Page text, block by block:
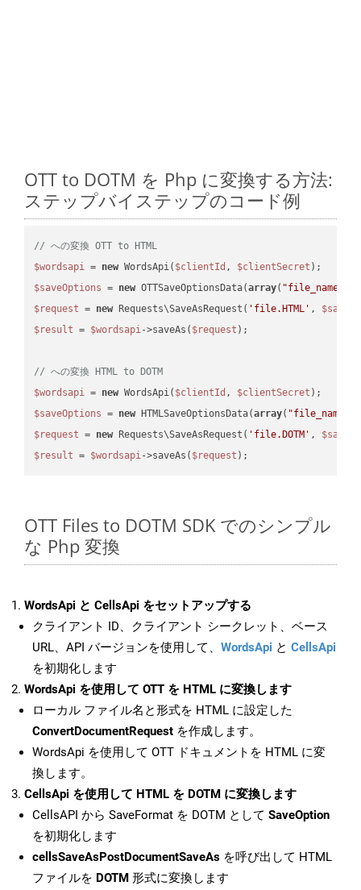
OTT to DOTM を Php に変換する方法:
ステップバイステップのコード例
// への変換 OTT to HTML
$wordsapi = new WordsApi( $clientId , $clientSecret
$saveOptions = new OTTSaveOptionsData(array( "file_name"
$request = new Requests\SaveAsRequest( 'file.HTML' ,
$result = $wordsapi->saveAs( $request );
// への変換 HTML to DOTM
$wordsapi = new WordsApi( $clientId , $clientSecret
$saveOptions = new HTMLSaveOptionsData(array( "file_name"
$request = new Requests\SaveAsRequest( 'file.DOTM' ,
$result = $wordsapi->saveAs( $request
OTT Files to DOTM SDK でのシンプル
な Php 変換
WordsApi と CellsApi をセットアップする
クライアント ID、クライアント シークレット、ベース
URL、API バージョンを使用して、 WordsApi と CellsApi
を初期化します
WordsApi を使用して OTT を HTML に変換します
ローカル ファイル名と形式を HTML に設定した
ConvertDocumentRequest を作成します。
WordsApi を使用して OTT ドキュメントを HTML に変
換します。
CellsApi を使用して HTML を DOTM に変換します
CellsAPI から SaveFormat を DOTM として SaveOption
を初期化します
cellsSaveAsPostDocumentSaveAs を呼び出して HTML
ファイルを DOTM 形式に変換します